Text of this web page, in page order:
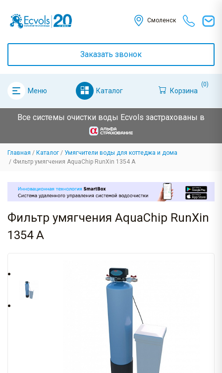
Смоленск
Заказать звонок
Меню Каталог Корзина
(0)
Все системы очистки воды Ecvols застрахованы в
Главная Каталог
Умягчители воды для коттеджа и дома
Фильтр умягчения AquaChip RunXin 1354 A
Фильтр умягчения AquaChip RunXin
1354 A